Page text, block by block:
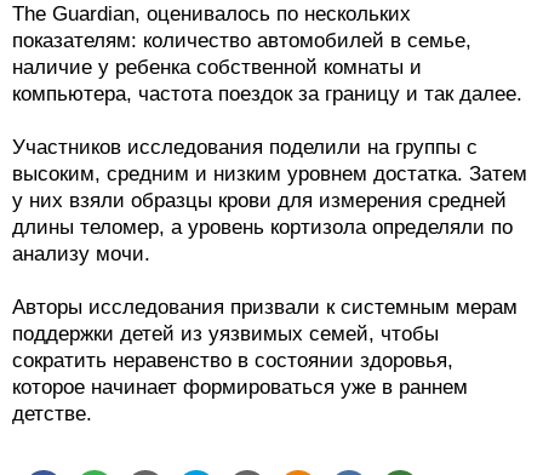
The Guardian, оценивалось по нескольких
показателям: количество автомобилей в семье,
наличие у ребенка собственной комнаты и
компьютера, частота поездок за границу и так далее.
Участников исследования поделили на группы с
высоким, средним и низким уровнем достатка. Затем
у них взяли образцы крови для измерения средней
длины теломер, а уровень кортизола определяли по
анализу мочи.
Авторы исследования призвали к системным мерам
поддержки детей из уязвимых семей, чтобы
сократить неравенство в состоянии здоровья,
которое начинает формироваться уже в раннем
детстве.